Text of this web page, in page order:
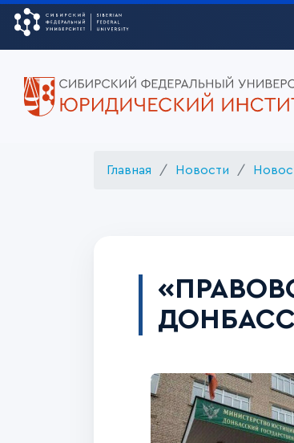
Главная Новости